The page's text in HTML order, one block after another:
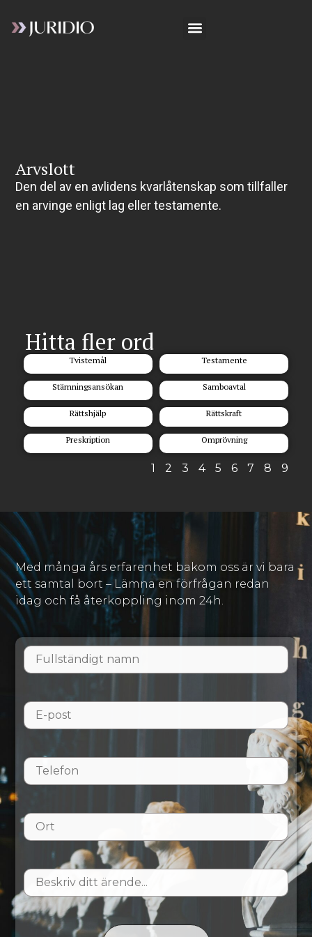
Arvslott
Den del av en avlidens kvarlåtenskap som tillfaller
en arvinge enligt lag eller testamente.
Hitta fler ord
Tvistemål Testamente
Stämningsansökan Samboavtal
Rättshjälp Rättskraft
Preskription Omprövning
1 2 3 4 5 6 7 8 9
Med många års erfarenhet bakom oss är vi bara
ett samtal bort – Lämna en förfrågan redan
idag och få återkoppling inom 24h.